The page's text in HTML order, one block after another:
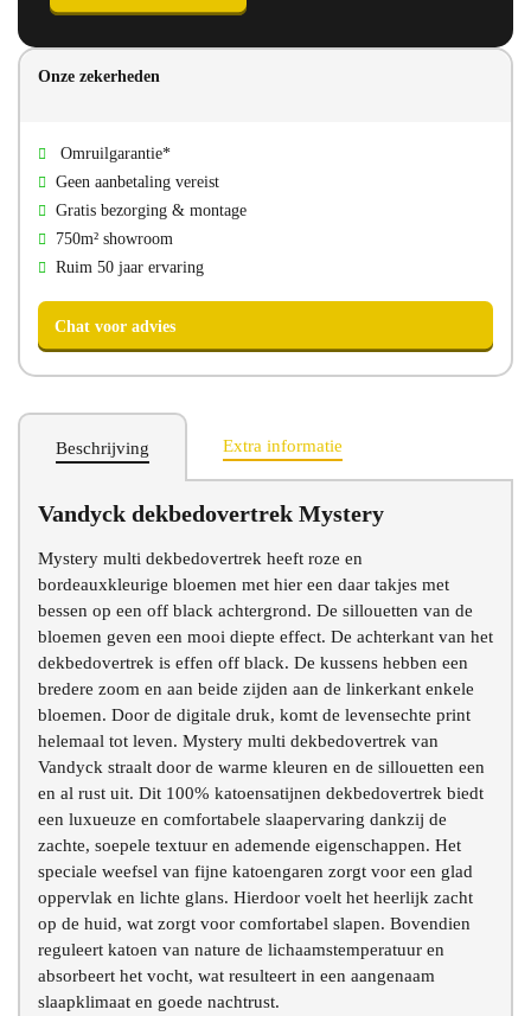
Direct bellen
Onze zekerheden
Omruilgarantie*
Geen aanbetaling vereist
Gratis bezorging & montage
750m² showroom
Ruim 50 jaar ervaring
Chat voor advies
Beschrijving Extra informatie
Vandyck dekbedovertrek Mystery
Mystery multi dekbedovertrek heeft roze en
bordeauxkleurige bloemen met hier een daar takjes met
bessen op een off black achtergrond. De sillouetten van de
bloemen geven een mooi diepte effect. De achterkant van het
dekbedovertrek is effen off black. De kussens hebben een
bredere zoom en aan beide zijden aan de linkerkant enkele
bloemen. Door de digitale druk, komt de levensechte print
helemaal tot leven. Mystery multi dekbedovertrek van
Vandyck straalt door de warme kleuren en de sillouetten een
en al rust uit. Dit 100% katoensatijnen dekbedovertrek biedt
een luxueuze en comfortabele slaapervaring dankzij de
zachte, soepele textuur en ademende eigenschappen. Het
speciale weefsel van fijne katoengaren zorgt voor een glad
oppervlak en lichte glans. Hierdoor voelt het heerlijk zacht
op de huid, wat zorgt voor comfortabel slapen. Bovendien
reguleert katoen van nature de lichaamstemperatuur en
absorbeert het vocht, wat resulteert in een aangenaam
slaapklimaat en goede nachtrust.